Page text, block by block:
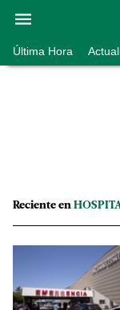
Última Hora
Reciente en